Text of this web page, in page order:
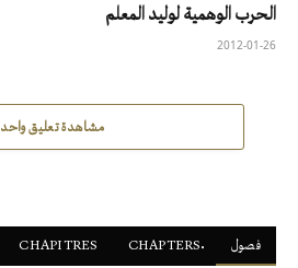
الحرب الوهمية لوليد المعلم
2012-01-26
مشاهدة تعليق واحد
فصول CHAPITRES